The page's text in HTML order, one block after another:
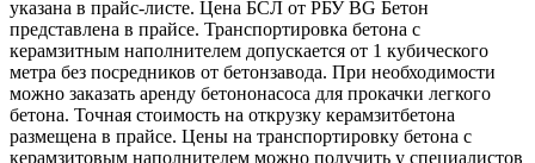
указана в прайс-листе. Цена БСЛ от РБУ BG Бетон
представлена в прайсе. Транспортировка бетона с
керамзитным наполнителем допускается от 1 кубического
метра без посредников от бетонзавода. При необходимости
можно заказать аренду бетононасоса для прокачки легкого
бетона. Точная стоимость на открузку керамзитбетона
размещена в прайсе. Цены на транспортировку бетона с
керамзитовым наполнителем можно получить у специалистов